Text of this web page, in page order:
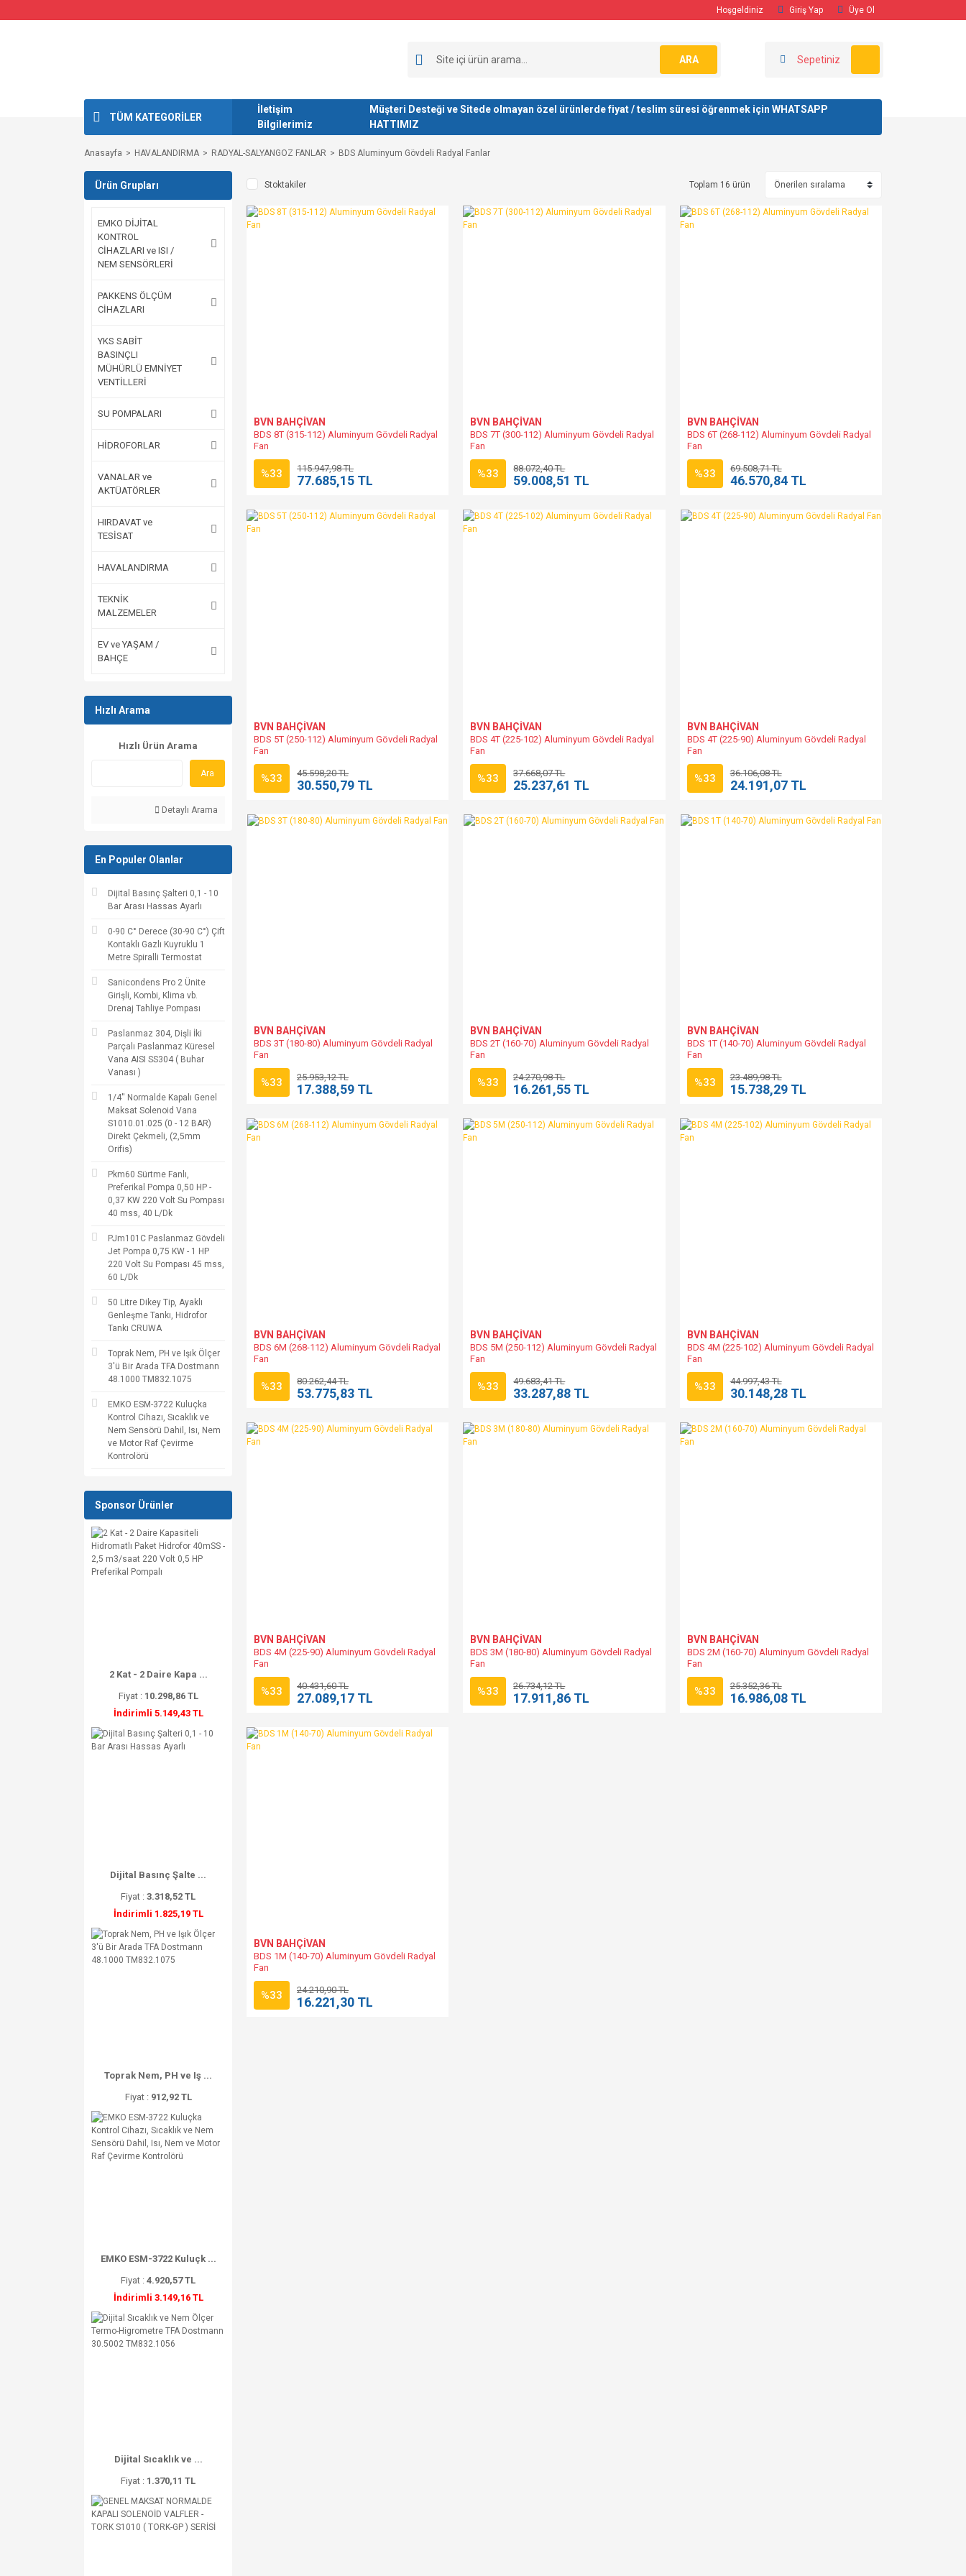
Hoşgeldiniz Giriş Yap Üye Ol
ARA Sepetiniz
TÜM KATEGORİLER
İletişim
Bilgilerimiz
Müşteri Desteği ve Sitede olmayan özel ürünlerde fiyat / teslim süresi öğrenmek için WHATSAPP
HATTIMIZ
Anasayfa HAVALANDIRMA RADYAL-SALYANGOZ FANLAR BDS Aluminyum Gövdeli Radyal Fanlar
Ürün Grupları
EMKO DİJİTAL
KONTROL
CİHAZLARI ve ISI /
NEM SENSÖRLERİ
PAKKENS ÖLÇÜM
CİHAZLARI
YKS SABİT
BASINÇLI
MÜHÜRLÜ EMNİYET
VENTİLLERİ
SU POMPALARI
HİDROFORLAR
VANALAR ve
AKTÜATÖRLER
HIRDAVAT ve
TESİSAT
HAVALANDIRMA
TEKNİK
MALZEMELER
EV ve YAŞAM /
BAHÇE
Hızlı Arama
Hızlı Ürün Arama
Ara
Detaylı Arama
En Populer Olanlar
Dijital Basınç Şalteri 0,1 - 10
Bar Arası Hassas Ayarlı
0-90 C° Derece (30-90 C°) Çift
Kontaklı Gazlı Kuyruklu 1
Metre Spiralli Termostat
Sanicondens Pro 2 Ünite
Girişli, Kombi, Klima vb.
Drenaj Tahliye Pompası
Paslanmaz 304, Dişli İki
Parçalı Paslanmaz Küresel
Vana AISI SS304 ( Buhar
Vanası )
1/4'' Normalde Kapalı Genel
Maksat Solenoid Vana
S1010.01.025 (0 - 12 BAR)
Direkt Çekmeli, (2,5mm
Orifis)
Pkm60 Sürtme Fanlı,
Preferikal Pompa 0,50 HP -
0,37 KW 220 Volt Su Pompası
40 mss, 40 L/Dk
PJm101C Paslanmaz Gövdeli
Jet Pompa 0,75 KW - 1 HP
220 Volt Su Pompası 45 mss,
60 L/Dk
50 Litre Dikey Tip, Ayaklı
Genleşme Tankı, Hidrofor
Tankı CRUWA
Toprak Nem, PH ve Işık Ölçer
3'ü Bir Arada TFA Dostmann
48.1000 TM832.1075
EMKO ESM-3722 Kuluçka
Kontrol Cihazı, Sıcaklık ve
Nem Sensörü Dahil, Isı, Nem
ve Motor Raf Çevirme
Kontrolörü
Sponsor Ürünler
2 Kat - 2 Daire Kapa ...
Fiyat : 10.298,86 TL
İndirimli 5.149,43 TL
Dijital Basınç Şalte ...
Fiyat : 3.318,52 TL
İndirimli 1.825,19 TL
Toprak Nem, PH ve Iş ...
Fiyat : 912,92 TL
EMKO ESM-3722 Kuluçk ...
Fiyat : 4.920,57 TL
İndirimli 3.149,16 TL
Dijital Sıcaklık ve ...
Fiyat : 1.370,11 TL
Stoktakiler Toplam 16 ürün
BVN BAHÇİVAN
BDS 8T (315-112) Aluminyum Gövdeli Radyal
Fan
%33 115.947,98 TL
77.685,15 TL
BVN BAHÇİVAN
BDS 7T (300-112) Aluminyum Gövdeli Radyal
Fan
%33 88.072,40 TL
59.008,51 TL
BVN BAHÇİVAN
BDS 6T (268-112) Aluminyum Gövdeli Radyal
Fan
%33 69.508,71 TL
46.570,84 TL
BVN BAHÇİVAN
BDS 5T (250-112) Aluminyum Gövdeli Radyal
Fan
%33 45.598,20 TL
30.550,79 TL
BVN BAHÇİVAN
BDS 4T (225-102) Aluminyum Gövdeli Radyal
Fan
%33 37.668,07 TL
25.237,61 TL
BVN BAHÇİVAN
BDS 4T (225-90) Aluminyum Gövdeli Radyal
Fan
%33 36.106,08 TL
24.191,07 TL
BVN BAHÇİVAN
BDS 3T (180-80) Aluminyum Gövdeli Radyal
Fan
%33 25.953,12 TL
17.388,59 TL
BVN BAHÇİVAN
BDS 2T (160-70) Aluminyum Gövdeli Radyal
Fan
%33 24.270,98 TL
16.261,55 TL
BVN BAHÇİVAN
BDS 1T (140-70) Aluminyum Gövdeli Radyal
Fan
%33 23.489,98 TL
15.738,29 TL
BVN BAHÇİVAN
BDS 6M (268-112) Aluminyum Gövdeli Radyal
Fan
%33 80.262,44 TL
53.775,83 TL
BVN BAHÇİVAN
BDS 5M (250-112) Aluminyum Gövdeli Radyal
Fan
%33 49.683,41 TL
33.287,88 TL
BVN BAHÇİVAN
BDS 4M (225-102) Aluminyum Gövdeli Radyal
Fan
%33 44.997,43 TL
30.148,28 TL
BVN BAHÇİVAN
BDS 4M (225-90) Aluminyum Gövdeli Radyal
Fan
%33 40.431,60 TL
27.089,17 TL
BVN BAHÇİVAN
BDS 3M (180-80) Aluminyum Gövdeli Radyal
Fan
%33 26.734,12 TL
17.911,86 TL
BVN BAHÇİVAN
BDS 2M (160-70) Aluminyum Gövdeli Radyal
Fan
%33 25.352,36 TL
16.986,08 TL
BVN BAHÇİVAN
BDS 1M (140-70) Aluminyum Gövdeli Radyal
Fan
%33 24.210,90 TL
16.221,30 TL